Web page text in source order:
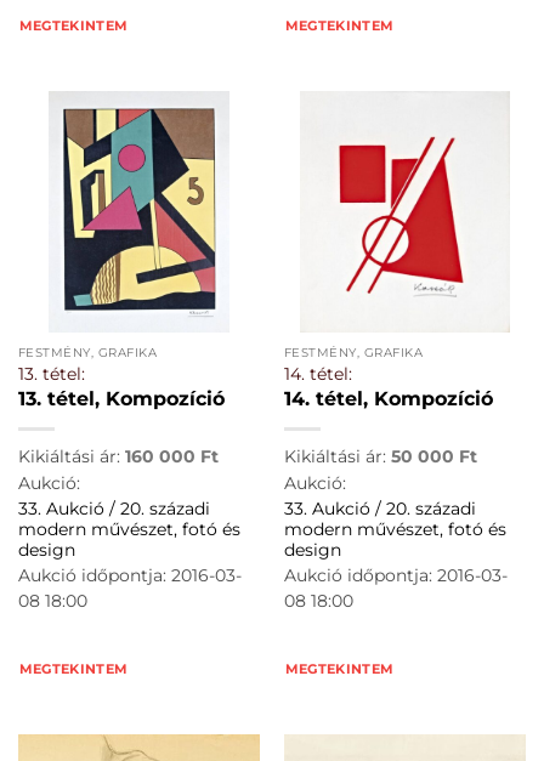
MEGTEKINTEM MEGTEKINTEM
FESTMÉNY, GRAFIKA
13. tétel:
13. tétel, Kompozíció
Kikiáltási ár: 160 000 Ft
Aukció:
33. Aukció / 20. századi
modern művészet, fotó és
design
Aukció időpontja: 2016-03-
08 18:00
MEGTEKINTEM
FESTMÉNY, GRAFIKA
14. tétel:
14. tétel, Kompozíció
Kikiáltási ár: 50 000 Ft
Aukció:
33. Aukció / 20. századi
modern művészet, fotó és
design
Aukció időpontja: 2016-03-
08 18:00
MEGTEKINTEM